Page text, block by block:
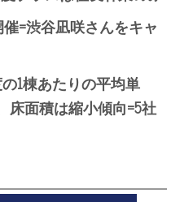
=渋谷凪咲さんをキャ
1棟あたりの平均単
床面積は縮小傾向=5社